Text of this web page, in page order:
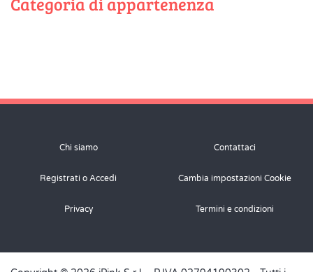
Chi siamo Contattaci
Registrati o Accedi Cambia impostazioni Cookie
Privacy Termini e condizioni